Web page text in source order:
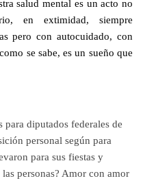
salud mental es un acto no
en extimidad, siempre
pero con autocuidado, con
se sabe, es un sueño que
diputados federales de
personal según para
para sus fiestas y
personas? Amor con amor